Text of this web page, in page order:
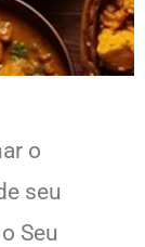
o
seu
Seu